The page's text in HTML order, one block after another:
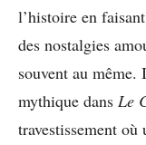
l’histoire en
des nostalgies
souvent au même.
mythique dans Le
travestissement